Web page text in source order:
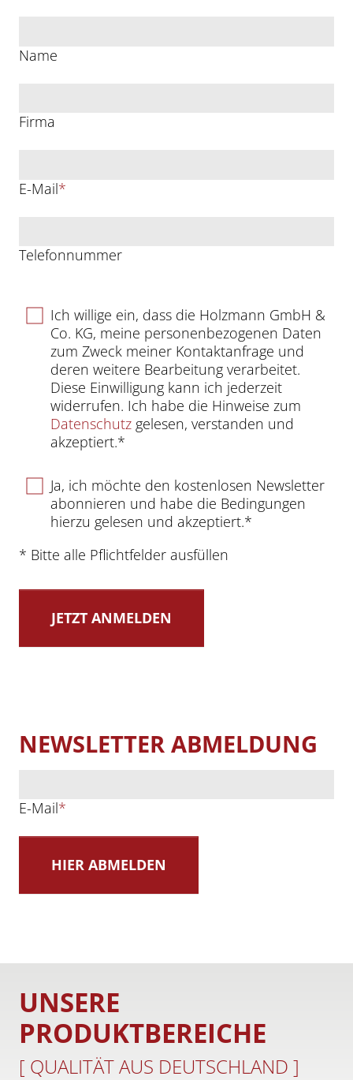
Name
Firma
E-Mail*
Telefonnummer
Ich willige ein, dass die Holzmann GmbH &
Co. KG, meine personenbezogenen Daten
zum Zweck meiner Kontaktanfrage und
deren weitere Bearbeitung verarbeitet.
Diese Einwilligung kann ich jederzeit
widerrufen. Ich habe die Hinweise zum
Datenschutz gelesen, verstanden und
akzeptiert.*
Ja, ich möchte den kostenlosen Newsletter
abonnieren und habe die Bedingungen
hierzu gelesen und akzeptiert.*
* Bitte alle Pflichtfelder ausfüllen
NEWSLETTER ABMELDUNG
E-Mail*
UNSERE
PRODUKTBEREICHE
[ QUALITÄT AUS DEUTSCHLAND ]